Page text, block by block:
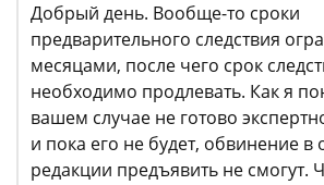
Добрый день. Вообще-то сроки
предварительного следствия
месяцами, после чего срок
необходимо продлевать. Как я
вашем случае не готово
и пока его не будет, обвинение в
редакции предъявить не смогут.